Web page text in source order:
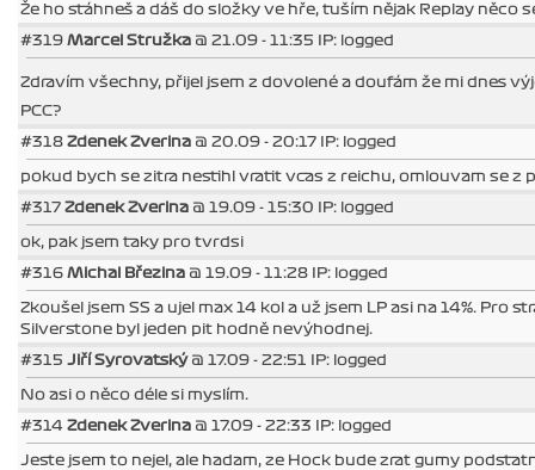
Že ho stáhneš a dáš do složky ve hře, tuším nějak Replay něco
#319 Marcel Stružka @ 21.09 - 11:35 IP: logged
Zdravím všechny, přijel jsem z dovolené a doufám že mi dnes
PCC?
#318 Zdenek Zverina @ 20.09 - 20:17 IP: logged
pokud bych se zitra nestihl vratit vcas z reichu, omlouvam se z
#317 Zdenek Zverina @ 19.09 - 15:30 IP: logged
ok, pak jsem taky pro tvrdsi
#316 Michal Březina @ 19.09 - 11:28 IP: logged
Zkoušel jsem SS a ujel max 14 kol a už jsem LP asi na 14%. Pro
Silverstone byl jeden pit hodně nevýhodnej.
#315 Jiří Syrovatský@ 17.09 - 22:51 IP: logged
No asi o něco déle si myslím.
#314 Zdenek Zverina @ 17.09 - 22:33 IP: logged
Jeste jsem to nejel, ale hadam, ze Hock bude zrat gumy